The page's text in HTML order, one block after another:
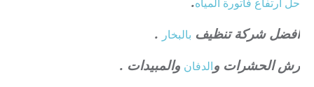
افضل شركة تنظيف بالبخار .
رش الحشرات والدفان والمبيدات .